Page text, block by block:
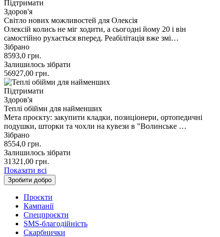
Підтримати
Здоров'я
Світло нових можливостей для Олексія
Олексій колись не міг ходити, а сьогодні йому 20 і він
самостійно рухається вперед. Реабілітація вже змі…
Зібрано
8593,0 грн.
Залишилось зібрати
56927,00 грн.
Підтримати
Здоров'я
Теплі обійми для найменших
Мета проєкту: закупити кладки, позиціонери, ортопедичні
подушки, шторки та чохли на кувези в "Волинське …
Зібрано
8554,0 грн.
Залишилось зібрати
31321,00 грн.
Показати всі
Зробити добро
Проєкти
Кампанії
Спецпроєкти
SMS-благодійність
Скарбнички